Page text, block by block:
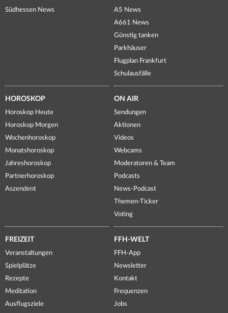
Südhessen News
A5 News
A661 News
Günstig tanken
Parkhäuser
Flugplan Frankfurt
Schulausfälle
HOROSKOP
Horoskop Heute
Horoskop Morgen
Wochenhoroskop
Monatshoroskop
Jahreshoroskop
Partnerhoroskop
Aszendent
ON AIR
Sendungen
Aktionen
Videos
Webcams
Moderatoren & Team
Podcasts
News-Podcast
Themen-Ticker
Voting
FREIZEIT
Veranstaltungen
Spielplätze
Rezepte
Meditation
Ausflugsziele
FFH-WELT
FFH-App
Newsletter
Kontakt
Frequenzen
Jobs